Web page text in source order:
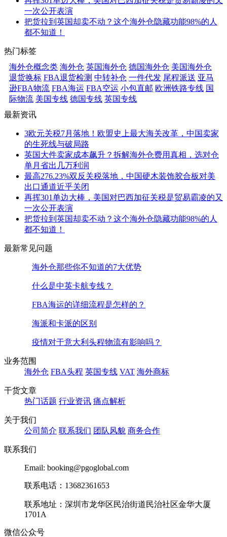
一次公开表演
把货拉到英国却卖不动？这个海外仓隐藏功能98%的人
都不知道！
热门标签
海外仓概念类 海外仓 英国海外仓 德国海外仓 美国海外仓
退货换标 FBA退货检测 中转补仓 一件代发 尾程派送 亚马
逊FBA物流 FBA海运 FBA空运 小包直邮 欧洲铁路专线 国
际物流 美国专线 德国专线 英国专线
最新资讯
3欧元关税7月落地！欧盟史上最大海关改革，中国卖家
的生死线与破局路
英国大件卖家成本飙升？拆解海外仓费用真相，选对仓
单月省出几万利润
最高276.23%双反关税落地，中国硬木装饰胶合板对美
出口通道近乎关闭
再挥301单边大棒，美国对巴西加征关税是贸易霸凌的又
一次公开表演
把货拉到英国却卖不动？这个海外仓隐藏功能98%的人
都不知道！
最新常见问题
海外仓那些你不知道的7大优势
什么是中英卡航专线？
FBA海运的详细流程是怎样的？
海派和卡派的区别
疫情对于意大利头程物流有影响吗？
业务范围
海外仓 FBA头程 英国专线 VAT 海外商标
干货文章
热门话题 行业资讯 痛点解析
关于我们
公司简介 联系我们 团队风貌 商务合作
联系我们
Email: booking@pgoglobal.com
联系电话：13682361653
联系地址：深圳市龙华区民治街道民治社区金华大厦
1701A
微信公众号